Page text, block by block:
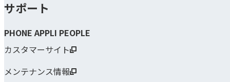
サポート
PHONE APPLI PEOPLE
カスタマーサイト
メンテナンス情報